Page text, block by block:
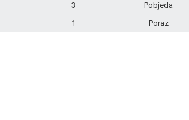
3
Pobjeda
1 Poraz